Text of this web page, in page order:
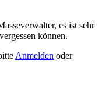
es ist sehr
können.
Anmelden oder